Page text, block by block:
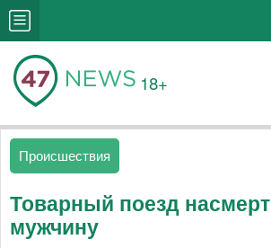
18+
Происшествия
Товарный поезд
мужчину